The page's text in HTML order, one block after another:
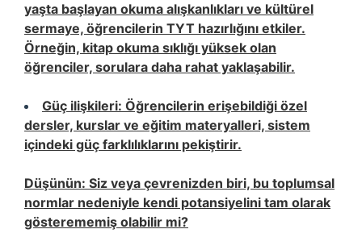
yaşta başlayan okuma alışkanlıkları ve kültürel
sermaye, öğrencilerin TYT hazırlığını etkiler.
Örneğin, kitap okuma sıklığı yüksek olan
öğrenciler, sorulara daha rahat yaklaşabilir.
Güç ilişkileri: Öğrencilerin erişebildiği özel
dersler, kurslar ve eğitim materyalleri, sistem
içindeki güç farklılıklarını pekiştirir.
Düşünün: Siz veya çevrenizden biri, bu toplumsal
normlar nedeniyle kendi potansiyelini tam olarak
gösterememiş olabilir mi?